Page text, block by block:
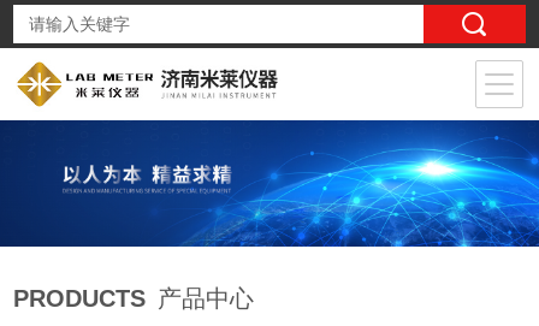
PRODUCTS 产品中心